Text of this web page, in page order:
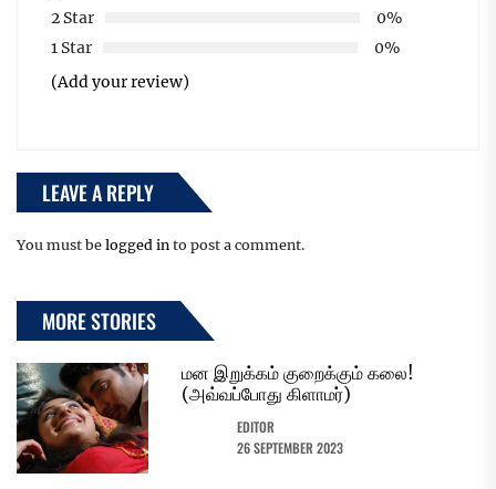
2 Star
0%
1 Star
0%
(Add your review)
LEAVE A REPLY
You must be logged in to post a comment.
MORE STORIES
மன இறுக்கம் குறைக்கும் கலை!
(அவ்வப்போது கிளாமர்)
EDITOR
26 SEPTEMBER 2023